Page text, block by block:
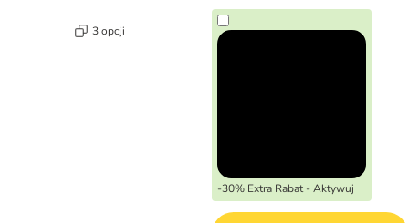
3 opcji
-30% Extra Rabat - Aktywuj